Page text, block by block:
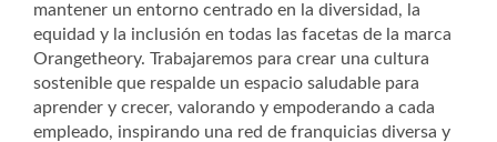
mantener un entorno centrado en la diversidad, la
equidad y la inclusión en todas las facetas de la marca
Orangetheory. Trabajaremos para crear una cultura
sostenible que respalde un espacio saludable para
aprender y crecer, valorando y empoderando a cada
empleado, inspirando una red de franquicias diversa y